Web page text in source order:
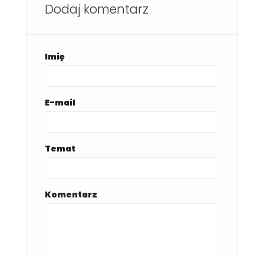
Dodaj komentarz
Imię
E-mail
Temat
Komentarz